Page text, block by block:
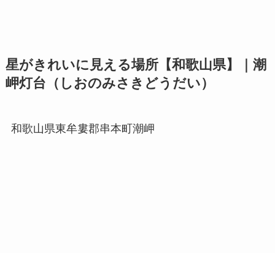
星がきれいに見える場所【和歌山県】｜潮
岬灯台（しおのみさきどうだい）
和歌山県東牟婁郡串本町潮岬